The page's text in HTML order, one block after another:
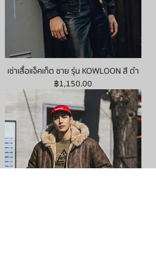
เช่าเสื้อแจ็คเก็ต ชาย รุ่น KOWLOON สี ดำ
ราคา
฿1,150.00